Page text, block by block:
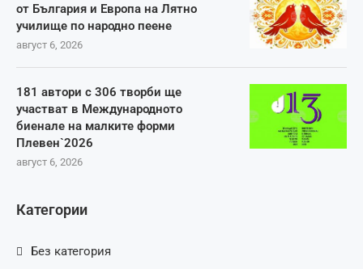
от България и Европа на Лятно
училище по народно пеене
август 6, 2026
181 автори с 306 творби ще
участват в Международното
биенале на малките форми
Плевен`2026
август 6, 2026
Категории
Без категория